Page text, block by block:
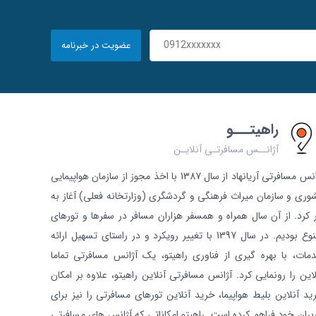
عضویت در خبرنامه
راهیتـــو
آژانــس مسافرتـی آنلایـن
آژانس مسافرتی آریانهاد از سال 1387 با اخذ مجوز از سازمان هواپیمایی
و سازمان میراث فرهنگی و گردشگری (وزارتخانه فعلی) آغاز به
کرد. از آن سال همراه و همسفر هزاران مسافر در سفرها و تورهای
متنوع بودیم. در سال 1397 با تغییر رویکرد و در راستای تسهیل ارائه
با بهره گیری از فناوری راهیتو، یک آژانس مسافرتی تماما
را رونمایی کرد. آژانس مسافرتی آنلاین راهیتو، علاوه بر امکان
آنلاین بلیط هواپیما، خرید آنلاین تورهای مسافرتی را نیز برای